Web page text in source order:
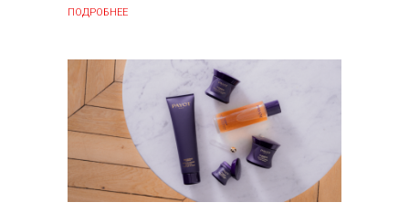
ПОДРОБНЕЕ